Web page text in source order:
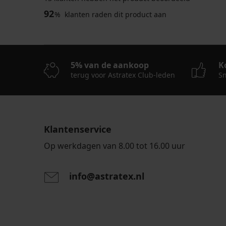
92% klanten raden dit product aan
5% van de aankoop
terug voor Astratex Club-leden
Klantenservice
Op werkdagen van 8.00 tot 16.00 uur
info@astratex.nl